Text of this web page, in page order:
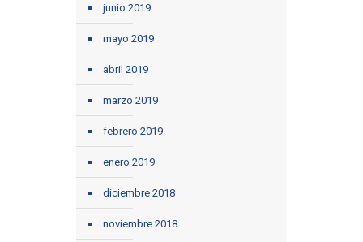
junio 2019
mayo 2019
abril 2019
marzo 2019
febrero 2019
enero 2019
diciembre 2018
noviembre 2018